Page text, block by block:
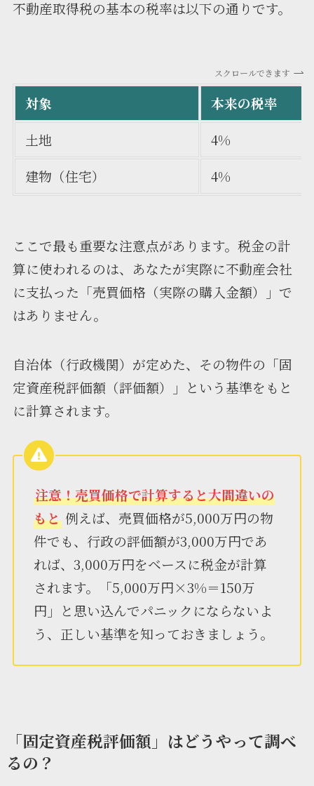
不動産取得税の基本の税率は以下の通りです。
スクロールできます
対象
本来の税率
土地
4%
建物（住宅）
4%
ここで最も重要な注意点があります。税金の計
算に使われるのは、あなたが実際に不動産会社
に支払った「売買価格（実際の購入金額）」で
はありません。
自治体（行政機関）が定めた、その物件の「固
定資産税評価額（評価額）」という基準をもと
に計算されます。
注意！売買価格で計算すると大間違いの
もと 例えば、売買価格が5,000万円の物
件でも、行政の評価額が3,000万円であ
れば、3,000万円をベースに税金が計算
されます。「5,000万円×3%＝150万
円」と思い込んでパニックにならないよ
う、正しい基準を知っておきましょう。
「固定資産税評価額」はどうやって調べ
るの？